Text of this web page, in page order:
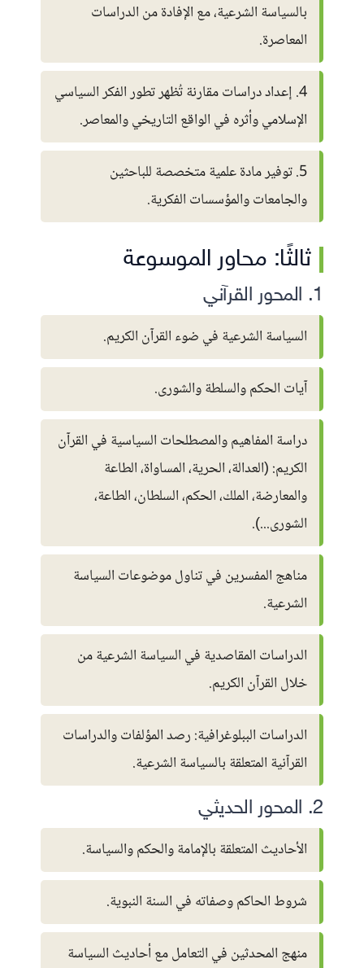
بالسياسة الشرعية، مع الإفادة من الدراسات
المعاصرة.
4. إعداد دراسات مقارنة تُظهر تطور الفكر السياسي
الإسلامي وأثره في الواقع التاريخي والمعاصر.
5. توفير مادة علمية متخصصة للباحثين
والجامعات والمؤسسات الفكرية.
ثالثًا: محاور الموسوعة
1. المحور القرآني
السياسة الشرعية في ضوء القرآن الكريم.
آيات الحكم والسلطة والشورى.
دراسة المفاهيم والمصطلحات السياسية في القرآن
الكريم: (العدالة، الحرية، المساواة، الطاعة
والمعارضة، الملك، الحكم، السلطان، الطاعة،
الشورى...).
مناهج المفسرين في تناول موضوعات السياسة
الشرعية.
الدراسات المقاصدية في السياسة الشرعية من
خلال القرآن الكريم.
الدراسات الببلوغرافية: رصد المؤلفات والدراسات
القرآنية المتعلقة بالسياسة الشرعية.
2. المحور الحديثي
الأحاديث المتعلقة بالإمامة والحكم والسياسة.
شروط الحاكم وصفاته في السنة النبوية.
منهج المحدثين في التعامل مع أحاديث السياسة